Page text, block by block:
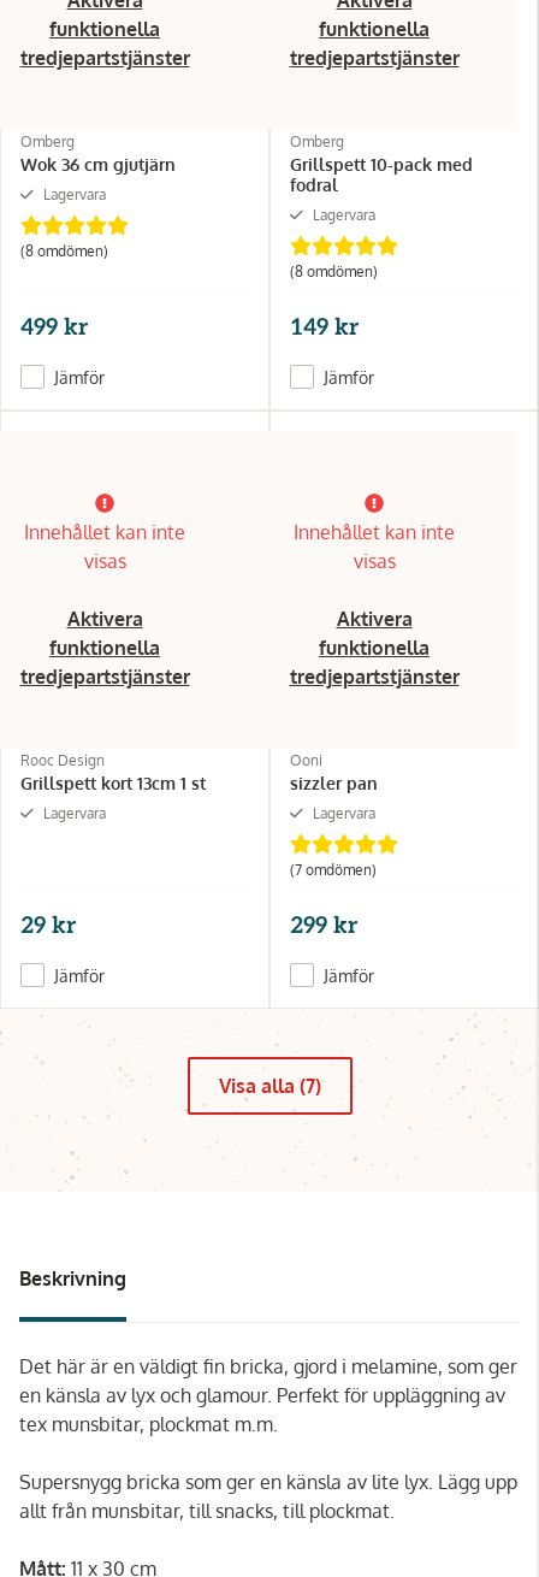
funktionella
tredjepartstjänster
Omberg
Wok 36 cm gjutjärn
Lagervara
(8 omdömen)
499 kr
Jämför
funktionella
tredjepartstjänster
Omberg
Grillspett 10-pack med
fodral
Lagervara
(8 omdömen)
149 kr
Jämför
Innehållet kan inte
visas
Aktivera
funktionella
tredjepartstjänster
Rooc Design
Grillspett kort 13cm 1 st
Lagervara
29 kr
Jämför
Innehållet kan inte
visas
Aktivera
funktionella
tredjepartstjänster
Ooni
sizzler pan
Lagervara
(7 omdömen)
299 kr
Jämför
Visa alla (7)
Beskrivning
Det här är en väldigt fin bricka, gjord i melamine, som ger
en känsla av lyx och glamour. Perfekt för uppläggning av
tex munsbitar, plockmat m.m.
Supersnygg bricka som ger en känsla av lite lyx. Lägg upp
allt från munsbitar, till snacks, till plockmat.
Mått: 11 x 30 cm